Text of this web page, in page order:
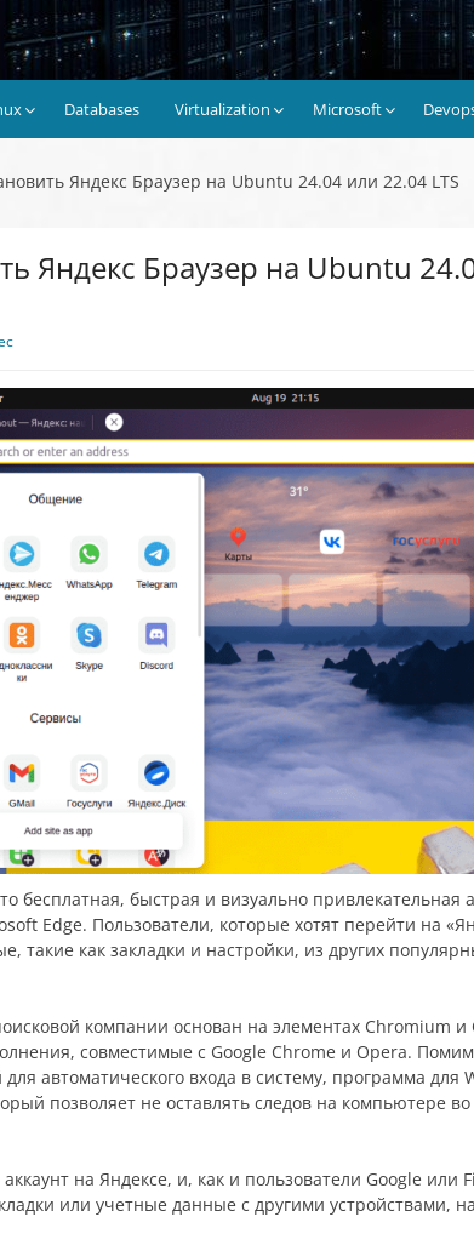
Databases Virtualization Microsoft
Яндекс Браузер на Ubuntu 24.04 или 22.04 LTS
Яндекс Браузер на Ubuntu
бесплатная, быстрая и визуально привлекательная
Edge. Пользователи, которые хотят перейти на
такие как закладки и настройки, из других
компании основан на элементах Chromium
совместимые с Google Chrome и Opera.
автоматического входа в систему, программа для
позволяет не оставлять следов на компьютере
на Яндексе, и, как и пользователи Google или
или учетные данные с другими устройствами,